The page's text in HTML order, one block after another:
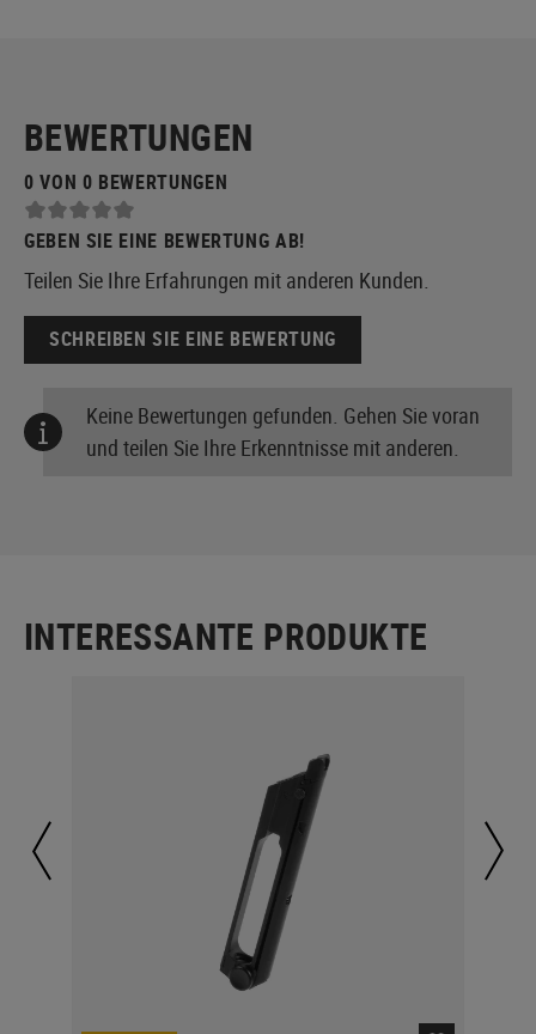
BEWERTUNGEN
0 VON 0 BEWERTUNGEN
GEBEN SIE EINE BEWERTUNG AB!
Teilen Sie Ihre Erfahrungen mit anderen Kunden.
SCHREIBEN SIE EINE BEWERTUNG
Keine Bewertungen gefunden. Gehen Sie voran
und teilen Sie Ihre Erkenntnisse mit anderen.
INTERESSANTE PRODUKTE